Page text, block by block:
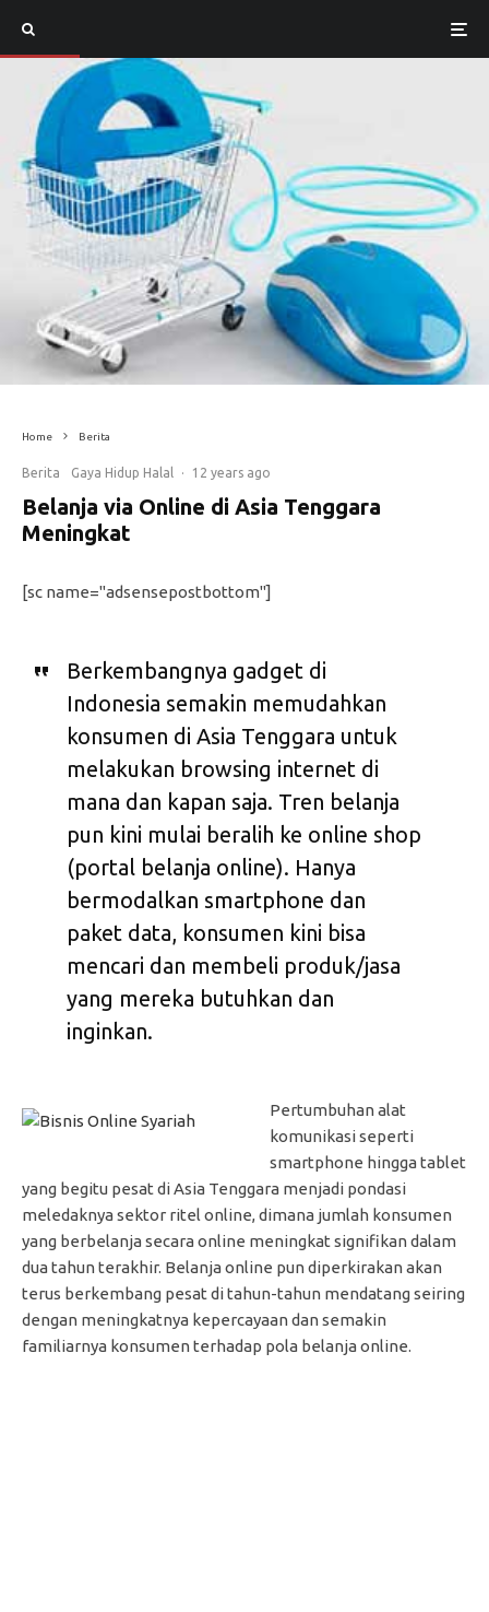
Home Berita
Berita Gaya Hidup Halal · 12 years ago
Belanja via Online di Asia Tenggara
Meningkat
[sc name="adsensepostbottom"]
Berkembangnya gadget di
Indonesia semakin memudahkan
konsumen di Asia Tenggara untuk
melakukan browsing internet di
mana dan kapan saja. Tren belanja
pun kini mulai beralih ke online shop
(portal belanja online). Hanya
bermodalkan smartphone dan
paket data, konsumen kini bisa
mencari dan membeli produk/jasa
yang mereka butuhkan dan
inginkan.
Pertumbuhan alat
komunikasi seperti
smartphone hingga tablet
yang begitu pesat di Asia Tenggara menjadi pondasi
meledaknya sektor ritel online, dimana jumlah konsumen
yang berbelanja secara online meningkat signifikan dalam
dua tahun terakhir. Belanja online pun diperkirakan akan
terus berkembang pesat di tahun-tahun mendatang seiring
dengan meningkatnya kepercayaan dan semakin
familiarnya konsumen terhadap pola belanja online.